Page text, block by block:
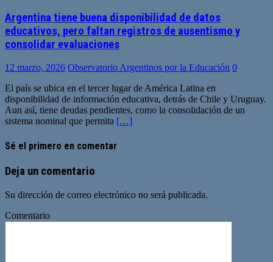
Argentina tiene buena disponibilidad de datos
educativos, pero faltan registros de ausentismo y
consolidar evaluaciones
12 marzo, 2026 Observatorio Argentinos por la Educación 0
El país se ubica en el tercer lugar de América Latina en
disponibilidad de información educativa, detrás de Chile y Uruguay.
Aun así, tiene deudas pendientes, como la consolidación de un
sistema nominal que permita […]
Sé el primero en comentar
Deja un comentario
Su dirección de correo electrónico no será publicada.
Comentario